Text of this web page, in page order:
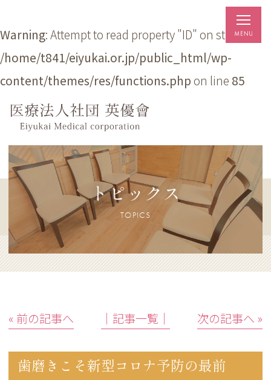
Warning: Attempt to read property "ID" on string in
/home/t841/eiyukai.or.jp/public_html/wp-
content/themes/res/functions.phpon line 85
トピックス
TOPICS
« 前の記事へ │記事一覧│ 次の記事へ »
歯磨きこそ新型コロナ予防の最前